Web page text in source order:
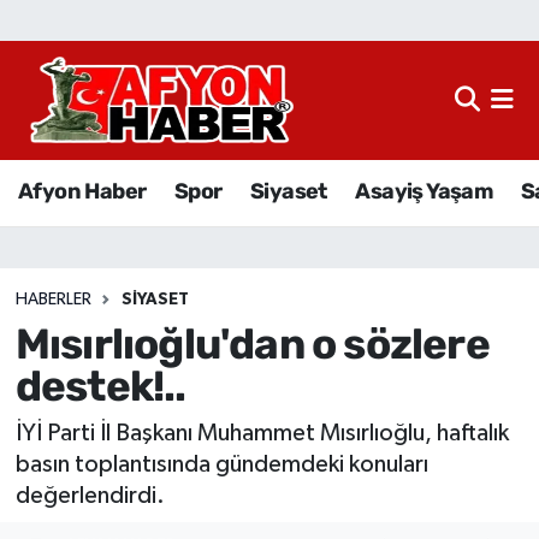
Afyon Haber Spor Siyaset Asayiş Yaşam
HABERLER SIYASET
Mısırlıoğlu'dan o sözlere
destek!..
İYİ Parti İl Başkanı Muhammet Mısırlıoğlu, haftalık
basın toplantısında gündemdeki konuları
değerlendirdi.
Afyon Haber
Sağlık
Eğitim
Sivil Toplum